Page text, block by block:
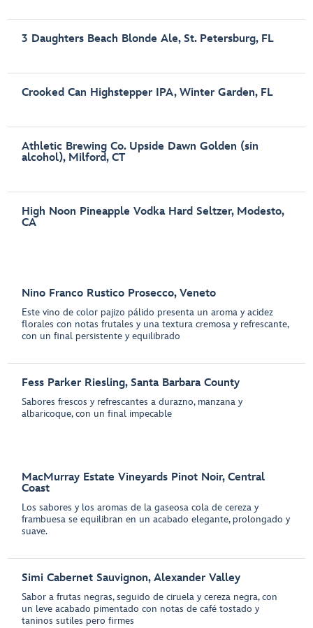
3 Daughters Beach Blonde Ale, St. Petersburg, FL
Crooked Can Highstepper IPA, Winter Garden, FL
Athletic Brewing Co. Upside Dawn Golden (sin
alcohol), Milford, CT
High Noon Pineapple Vodka Hard Seltzer, Modesto,
CA
Nino Franco Rustico Prosecco, Veneto
Este vino de color pajizo pálido presenta un aroma y acidez
florales con notas frutales y una textura cremosa y refrescante,
con un final persistente y equilibrado
Fess Parker Riesling, Santa Barbara County
Sabores frescos y refrescantes a durazno, manzana y
albaricoque, con un final impecable
MacMurray Estate Vineyards Pinot Noir, Central
Coast
Los sabores y los aromas de la gaseosa cola de cereza y
frambuesa se equilibran en un acabado elegante, prolongado y
suave.
Simi Cabernet Sauvignon, Alexander Valley
Sabor a frutas negras, seguido de ciruela y cereza negra, con
un leve acabado pimentado con notas de café tostado y
taninos sutiles pero firmes